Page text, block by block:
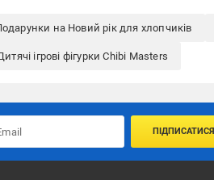
на Новий рік для хлопчиків
ігрові фігурки Chibi Masters
ПІДПИСАТИСЯ